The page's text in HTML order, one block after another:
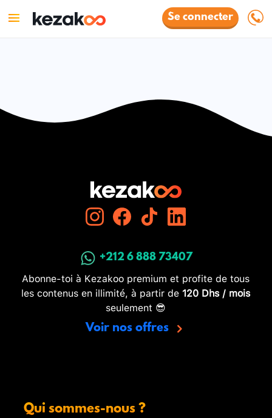
Se connecter
+212 6 888 73407
Abonne-toi à Kezakoo premium et profite de tous
les contenus en illimité, à partir de 120 Dhs / mois
seulement 😎
Voir nos offres
Qui sommes-nous ?